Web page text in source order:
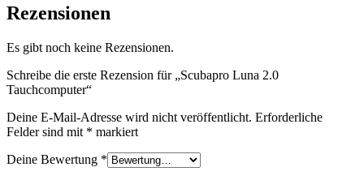
Rezensionen
Es gibt noch keine Rezensionen.
Schreibe die erste Rezension für „Scubapro Luna 2.0
Tauchcomputer“
Deine E-Mail-Adresse wird nicht veröffentlicht. Erforderliche
Felder sind mit * markiert
Deine Bewertung *